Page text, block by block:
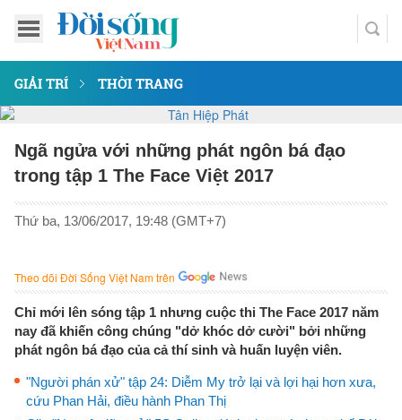
GIẢI TRÍ THỜI TRANG
Ngã ngửa với những phát ngôn bá đạo
trong tập 1 The Face Việt 2017
Thứ ba, 13/06/2017, 19:48 (GMT+7)
Theo dõi Đời Sống Việt Nam trên
Chỉ mới lên sóng tập 1 nhưng cuộc thi The Face 2017 năm
nay đã khiến công chúng "dở khóc dở cười" bởi những
phát ngôn bá đạo của cả thí sinh và huấn luyện viên.
"Người phán xử" tập 24: Diễm My trở lại và lợi hại hơn xưa,
cứu Phan Hải, điều hành Phan Thị